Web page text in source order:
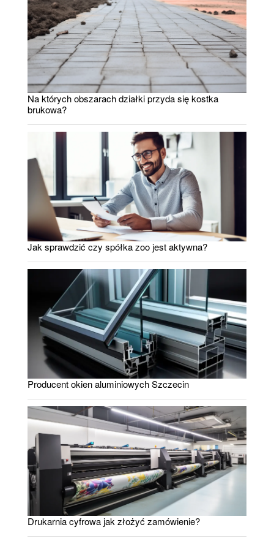
Na których obszarach działki przyda się kostka
brukowa?
Jak sprawdzić czy spółka zoo jest aktywna?
Producent okien aluminiowych Szczecin
Drukarnia cyfrowa jak złożyć zamówienie?